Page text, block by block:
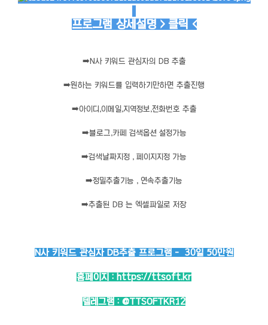
프로그램 상세설명 > 클릭 <
➡️ N사 키워드 관심자의 DB 추출
➡️원하는 키워드를 입력하기만하면 추출진행
➡️아이디,이메일,지역정보,전화번호 추출
➡️블로그,카페 검색옵션 설정가능
➡️검색날짜지정 , 페이지지정 가능
➡️정밀추출기능 , 연속추출기능
➡️추출된 DB 는 엑셀파일로 저장
N사 키워드 관심자 DB추출 프로그램 - 30일 50만원
홈페이지 : https://ttsoft.kr
텔레그램 : @TTSOFTKR12